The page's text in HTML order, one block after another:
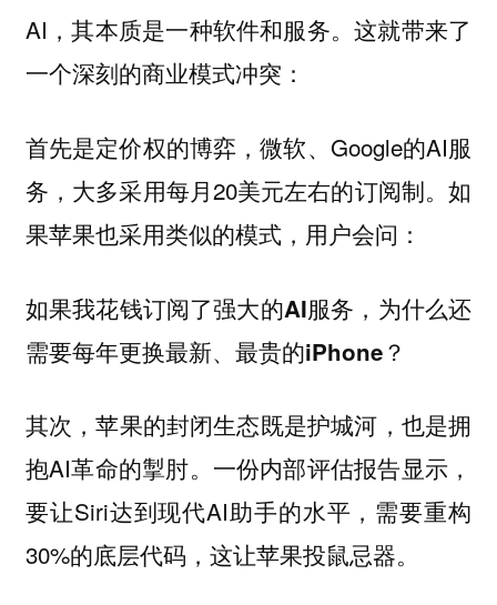
AI，其本质是一种软件和服务。这就带来了
一个深刻的商业模式冲突：
首先是定价权的博弈，微软、Google的AI服
务，大多采用每月20美元左右的订阅制。如
果苹果也采用类似的模式，用户会问：
如果我花钱订阅了强大的AI服务，为什么还
需要每年更换最新、最贵的iPhone？
其次，苹果的封闭生态既是护城河，也是拥
抱AI革命的掣肘。一份内部评估报告显示，
要让Siri达到现代AI助手的水平，需要重构
30%的底层代码，这让苹果投鼠忌器。